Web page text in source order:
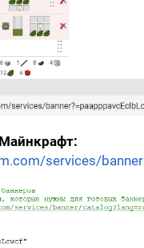
services/banner